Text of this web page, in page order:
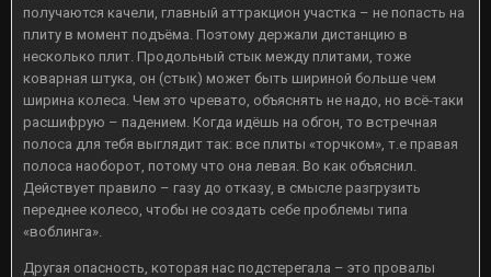
получаются качели, главный аттракцион участка – не попасть на
плиту в момент подъёма. Поэтому держали дистанцию в
несколько плит. Продольный стык между плитами, тоже
коварная штука, он (стык) может быть шириной больше чем
ширина колеса. Чем это чревато, объяснять не надо, но всё-таки
расшифрую – падением. Когда идёшь на обгон, то встречная
полоса для тебя выглядит так: все плиты «торчком», т.е правая
полоса наоборот, потому что она левая. Во как объяснил.
Действует правило – газу до отказу, в смысле разгрузить
переднее колесо, чтобы не создать себе проблемы типа
«воблинга».
Другая опасность, которая нас подстерегала – это провалы